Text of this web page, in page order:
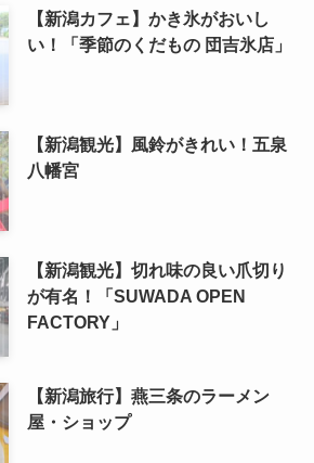
【新潟カフェ】かき氷がおいし
い！「季節のくだもの 団吉氷店」
【新潟観光】風鈴がきれい！五泉
八幡宮
【新潟観光】切れ味の良い爪切り
が有名！「SUWADA OPEN
FACTORY」
【新潟旅行】燕三条のラーメン
屋・ショップ